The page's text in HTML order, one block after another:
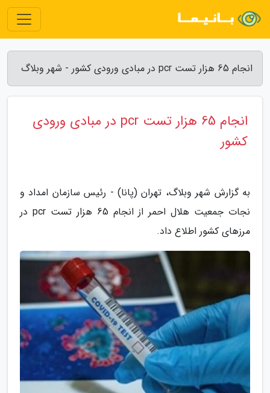
انجام 65 هزار تست pcr در مبادی ورودی کشور - شهر وبلاگ
انجام 65 هزار تست pcr در مبادی ورودی
کشور
به گزارش شهر وبلاگ، تهران (پانا) - رئیس سازمان امداد و
نجات جمعیت هلال احمر از انجام 65 هزار تست pcr در
مرزهای کشور اطلاع داد.